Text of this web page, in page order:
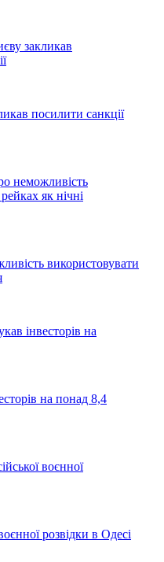
посилити санкції
використовувати
на понад 8,4
розвідки в Одесі